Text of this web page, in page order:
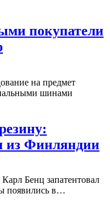
покупатели
на предмет
шинами
из Финляндии
Бенц запатентовал
появились в…